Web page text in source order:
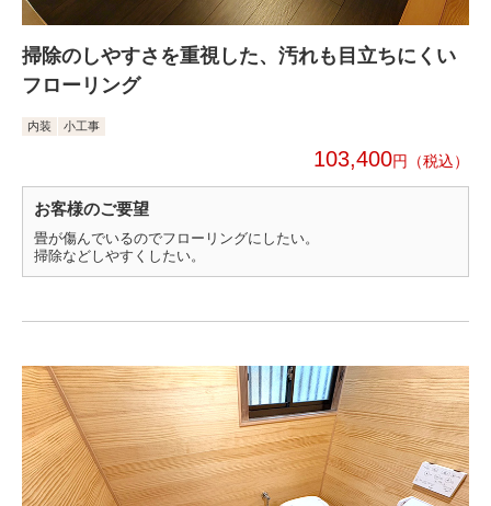
掃除のしやすさを重視した、汚れも目立ちにくい
フローリング
内装 小工事
103,400円
お客様のご要望
畳が傷んでいるのでフローリングにしたい。
掃除などしやすくしたい。